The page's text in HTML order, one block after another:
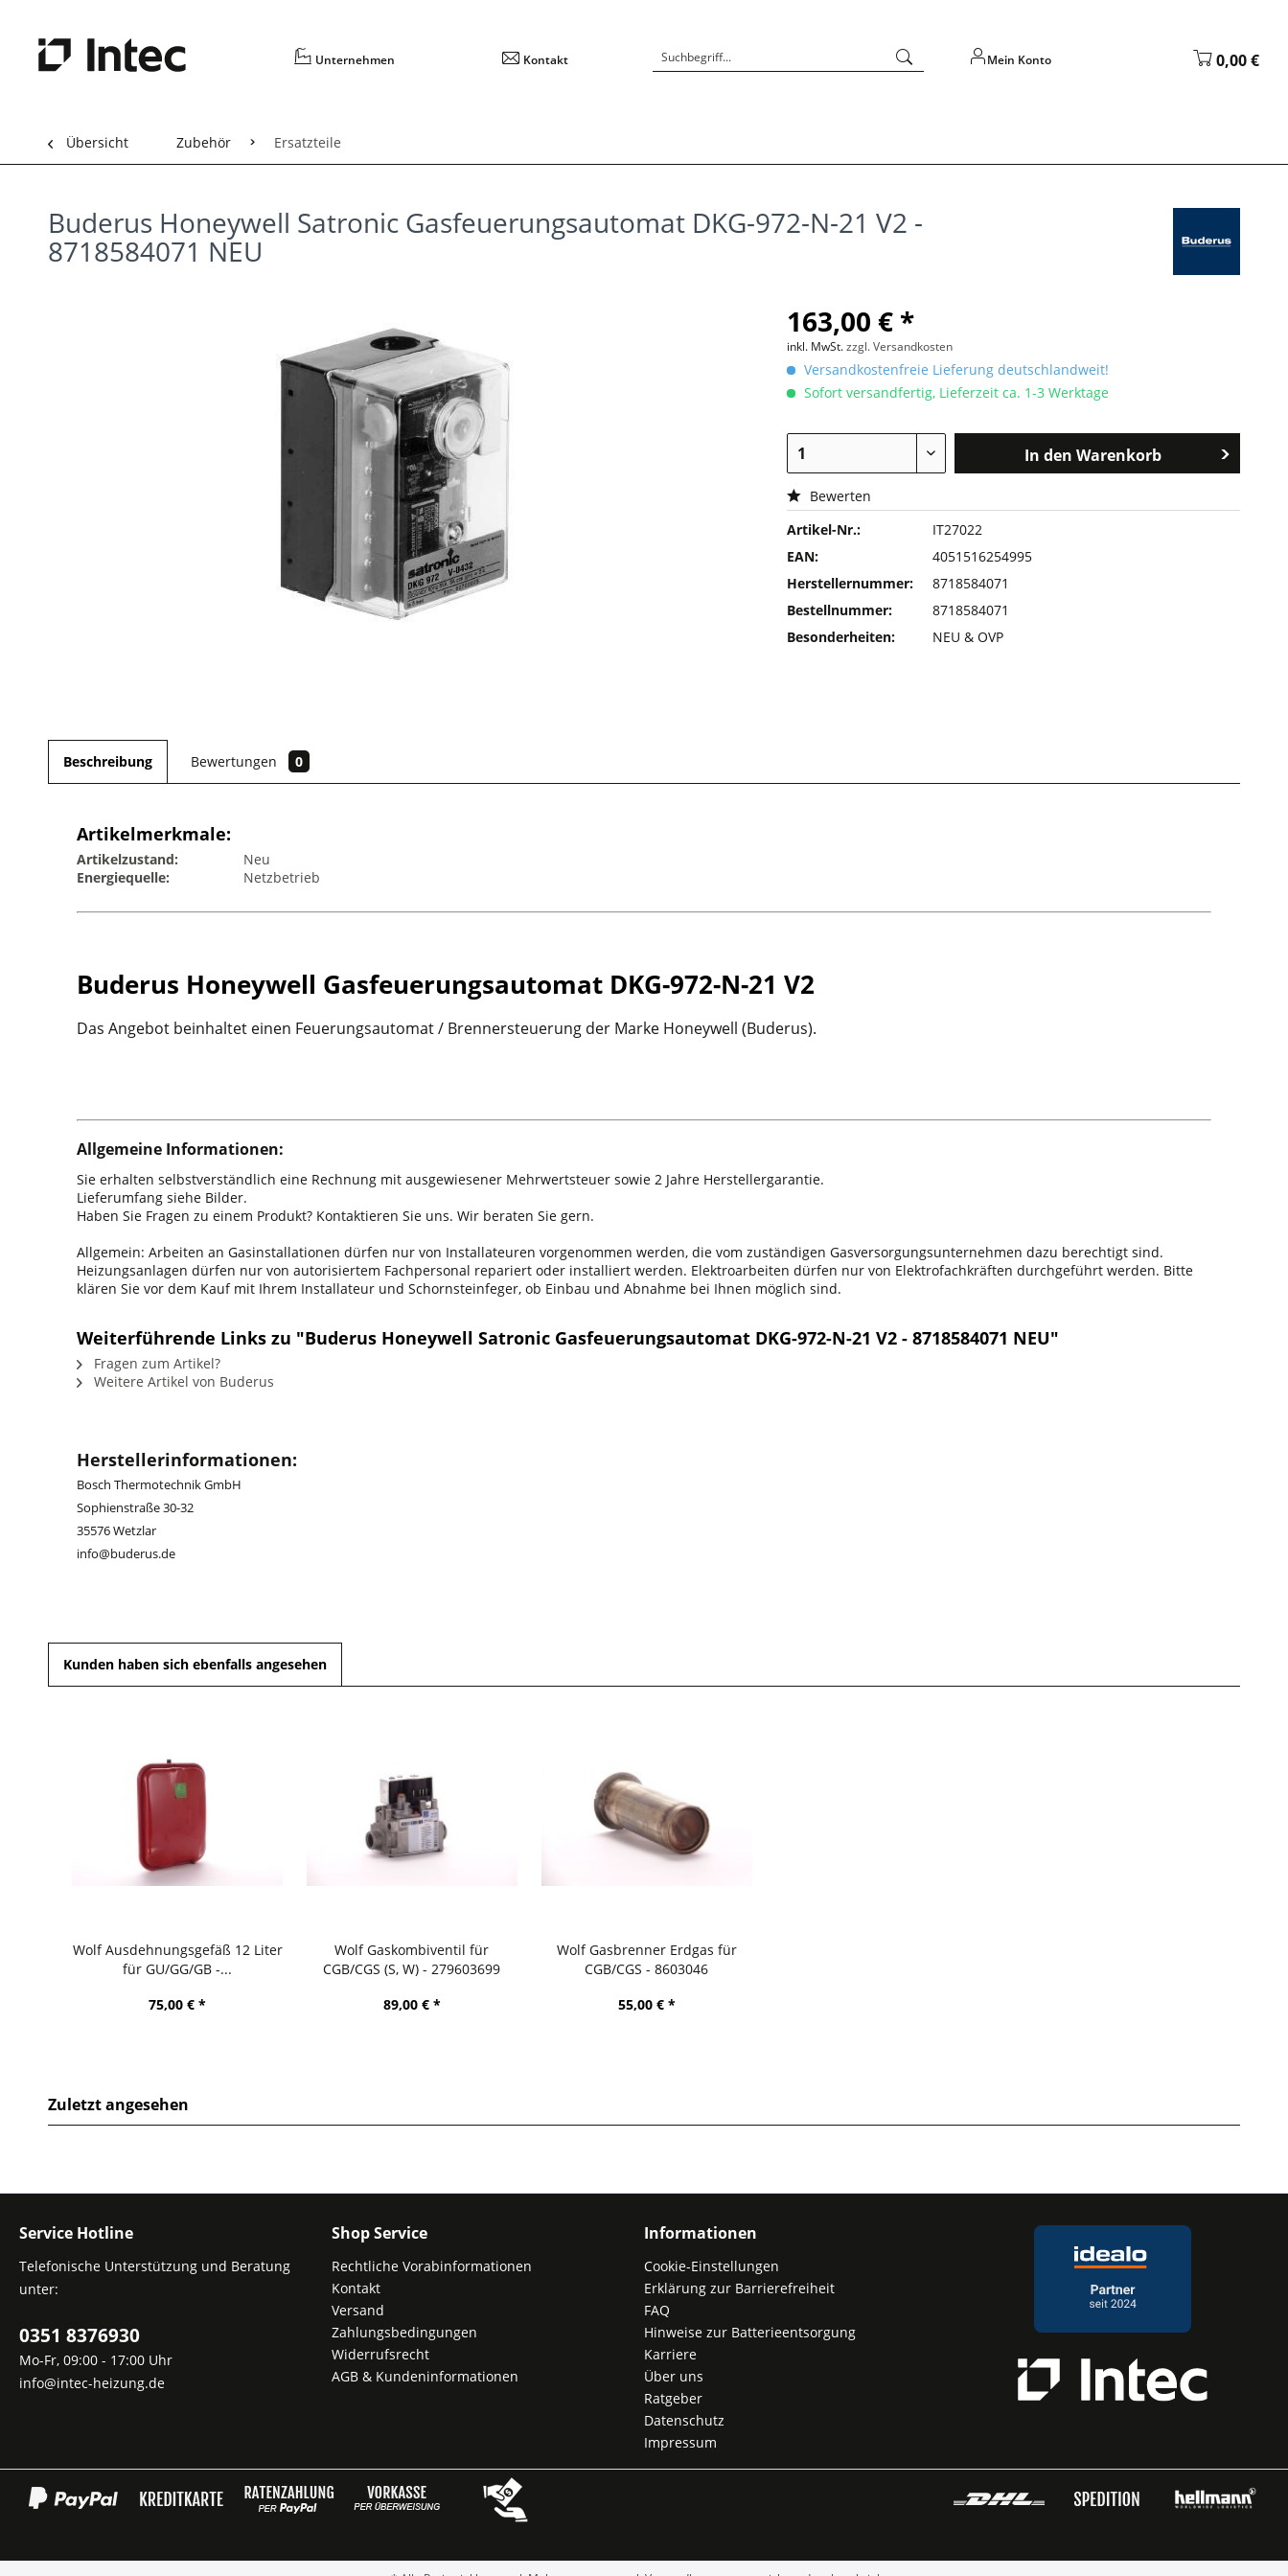
Unternehmen Kontakt Mein Konto 0,00 €
Übersicht Zubehör Ersatzteile
Buderus Honeywell Satronic Gasfeuerungsautomat DKG-972-N-21 V2 -
8718584071 NEU
163,00 € *
inkl. MwSt.zzgl. Versandkosten
Versandkostenfreie Lieferung deutschlandweit!
Sofort versandfertig, Lieferzeit ca. 1-3 Werktage
In den Warenkorb
Bewerten
Artikel-Nr.:
IT27022
EAN:
4051516254995
Herstellernummer:
8718584071
Bestellnummer:
8718584071
Besonderheiten:
NEU & OVP
Beschreibung Bewertungen 0
Artikelmerkmale:
Artikelzustand:
Neu
Energiequelle:
Netzbetrieb
Buderus Honeywell Gasfeuerungsautomat DKG-972-N-21 V2
Das Angebot beinhaltet einen Feuerungsautomat / Brennersteuerung der Marke Honeywell (Buderus).
Allgemeine Informationen:
Sie erhalten selbstverständlich eine Rechnung mit ausgewiesener Mehrwertsteuer sowie 2 Jahre Herstellergarantie.
Lieferumfang siehe Bilder.
Haben Sie Fragen zu einem Produkt? Kontaktieren Sie uns. Wir beraten Sie gern.
Allgemein: Arbeiten an Gasinstallationen dürfen nur von Installateuren vorgenommen werden, die vom zuständigen Gasversorgungsunternehmen dazu berechtigt sind.
Heizungsanlagen dürfen nur von autorisiertem Fachpersonal repariert oder installiert werden. Elektroarbeiten dürfen nur von Elektrofachkräften durchgeführt werden. Bitte
klären Sie vor dem Kauf mit Ihrem Installateur und Schornsteinfeger, ob Einbau und Abnahme bei Ihnen möglich sind.
Weiterführende Links zu "Buderus Honeywell Satronic Gasfeuerungsautomat DKG-972-N-21 V2 - 8718584071 NEU"
Fragen zum Artikel?
Weitere Artikel von Buderus
Herstellerinformationen:
Bosch Thermotechnik GmbH
Sophienstraße 30-32
35576 Wetzlar
info@buderus.de
Kunden haben sich ebenfalls angesehen
Wolf Ausdehnungsgefäß 12 Liter
für GU/GG/GB -...
75,00 € *
Wolf Gaskombiventil für
CGB/CGS (S, W) - 279603699
89,00 € *
Wolf Gasbrenner Erdgas für
CGB/CGS - 8603046
55,00 € *
Zuletzt angesehen
Service Hotline
Telefonische Unterstützung und Beratung
unter:
0351 8376930
Mo-Fr, 09:00 - 17:00 Uhr
info@intec-heizung.de
Shop Service
Rechtliche Vorabinformationen
Kontakt
Versand
Zahlungsbedingungen
Widerrufsrecht
AGB & Kundeninformationen
Informationen
Cookie-Einstellungen
Erklärung zur Barrierefreiheit
FAQ
Hinweise zur Batterieentsorgung
Karriere
Über uns
Ratgeber
Datenschutz
Impressum